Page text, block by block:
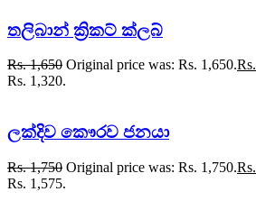
තලිබාන් ක්‍රිකට් ක්ලබ්
Rs.1,650 Original price was: Rs. 1,650.Rs.
Rs. 1,320.
ලක්දිව කෞරව ජනයා
Rs.1,750 Original price was: Rs. 1,750.Rs.
Rs. 1,575.